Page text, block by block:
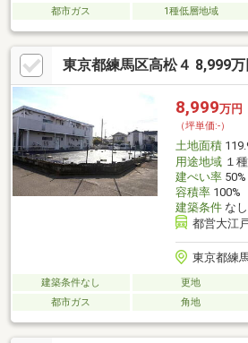
都市ガス
1種低層地域
東京都練馬区高松４ 8,999万
8,999万円
（坪単価:-）
土地面積
用途地域１
建ぺい率50%
容積率100%
建築条件なし
都営大江
東京都練
建築条件なし 更地
都市ガス
角地